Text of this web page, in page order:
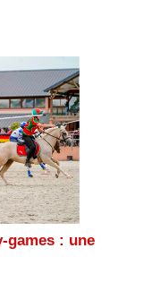
games : une